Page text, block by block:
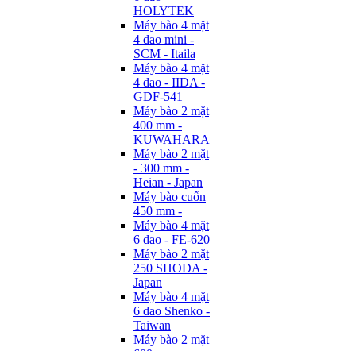
HOLYTEK
Máy bào 4 mặt
4 dao mini -
SCM - Itaila
Máy bào 4 mặt
4 dao - IIDA -
GDF-541
Máy bào 2 mặt
400 mm -
KUWAHARA
Máy bào 2 mặt
- 300 mm -
Heian - Japan
Máy bào cuốn
450 mm -
Máy bào 4 mặt
6 dao - FE-620
Máy bào 2 mặt
250 SHODA -
Japan
Máy bào 4 mặt
6 dao Shenko -
Taiwan
Máy bào 2 mặt